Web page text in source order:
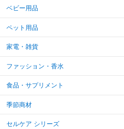
ベビー用品
ペット用品
家電・雑貨
ファッション・香水
食品・サプリメント
季節商材
セルケア シリーズ